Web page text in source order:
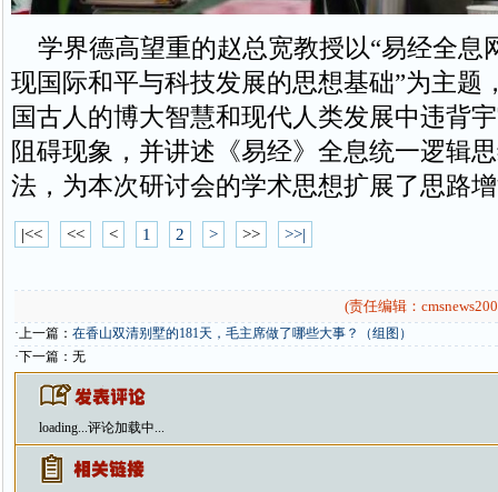
学界德高望重的赵总宽教授以“易经全息
现国际和平与科技发展的思想基础”为主题
国古人的博大智慧和现代人类发展中违背
阻碍现象，并讲述《易经》全息统一逻辑
法，为本次研讨会的学术思想扩展了思路
|<< << < 1 2 > >> >>|
(责任编辑：
·上一篇： 在香山双清别墅的181天，毛主席做了哪些大事？（组图）
·下一篇：无
loading...评论加载中...